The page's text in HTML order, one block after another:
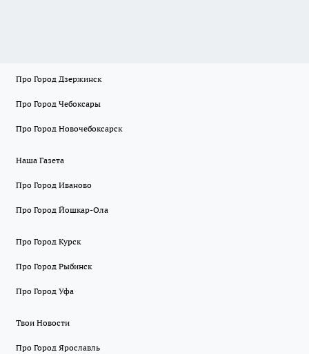
Про Город Дзержинск
Про Город Чебоксары
Про Город Новочебоксарск
Наша Газета
Про Город Иваново
Про Город Йошкар-Ола
Про Город Курск
Про Город Рыбинск
Про Город Уфа
Твои Новости
Про Город Ярославль